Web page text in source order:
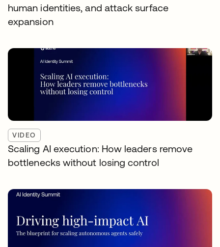
human identities, and attack surface
expansion
VIDEO
Scaling AI execution: How leaders remove
bottlenecks without losing control